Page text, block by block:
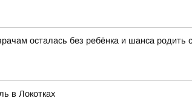
осталась без ребёнка и шанса родить
в Локотках